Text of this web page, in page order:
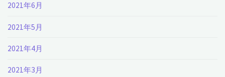
2021年6月
2021年5月
2021年4月
2021年3月